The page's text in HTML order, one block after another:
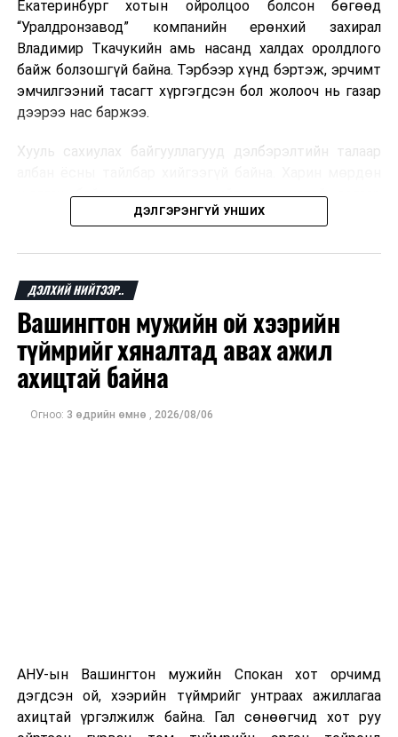
Екатеринбург хотын ойролцоо болсон бөгөөд
“Уралдронзавод” компанийн ерөнхий захирал
Владимир Ткачукийн амь насанд халдах оролдлого
байж болзошгүй байна. Тэрбээр хүнд бэртэж, эрчимт
эмчилгээний тасагт хүргэгдсэн бол жолооч нь газар
дээрээ нас баржээ.
Хууль сахиулах байгууллагууд дэлбэрэлтийн талаар
шалгах байгууллага олон нийтэд аюултай аргаар
хүний амь насанд халдахыг завдсан гэх үндэслэлээр
мэдээлжээ.
“Уралдронзавод” компани 2023 онд Екатеринбург
хотод байгуулагдсан бөгөөд нисгэгчгүй нисэх
төхөөрөмж үйлдвэрлэдэг аж. Тус компанийн 2025
оны орлого 6.2 тэрбум рубль, цэвэр ашиг нь 1.9
тэрбум рубльд хүрсэн гэж РБК мэдээлсэн байна.
Одоогоор дэлбэрэлтийн шалтгаан, хэрэгт холбоотой
ДЭЛГЭРЭНГҮЙ УНШИХ
ДЭЛХИЙ НИЙТЭЭР..
Вашингтон мужийн ой хээрийн
түймрийг хяналтад авах ажил
ахицтай байна
Огноо: 3 өдрийн өмнө , 2026/08/06
АНУ-ын Вашингтон мужийн Спокан хот орчимд
дэгдсэн ой, хээрийн түймрийг унтраах ажиллагаа
ахицтай үргэлжилж байна. Гал сөнөөгчид хот руу